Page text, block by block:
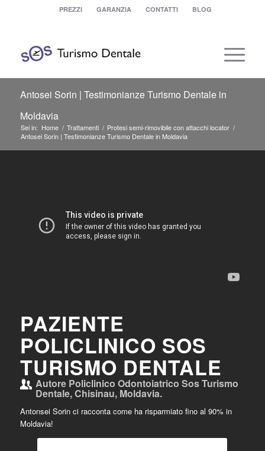
PREZZI GARANZIA CONTATTI BLOG
Antosei Sorin | Testimonianze Turismo Dentale in
Moldavia
Sei in: Home / Trattamenti / Protesi semi-rimovibile con attacchi locator /
Antosei Sorin | Testimonianze Turismo Dentale in Moldavia
PAZIENTE
POLICLINICO SOS
TURISMO DENTALE
Autore Policlinico Odontoiatrico Sos Turismo
Dentale, Chisinau, Moldavia.
Antonsei Sorin ci racconta come ha risparmiato fino al 90% in
Moldavia!